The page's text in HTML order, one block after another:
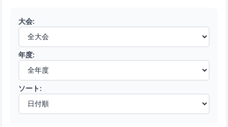
大会:
年度:
ソート: